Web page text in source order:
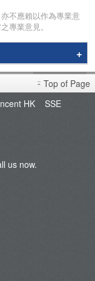
不應賴以作為專業意
專業意見。
Top of Page
HK
SSE
us now.